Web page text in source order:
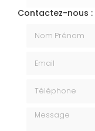
Contactez-nous
Message